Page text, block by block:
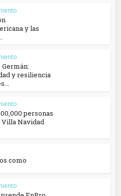
y las
y resiliencia
personas
Navidad
como